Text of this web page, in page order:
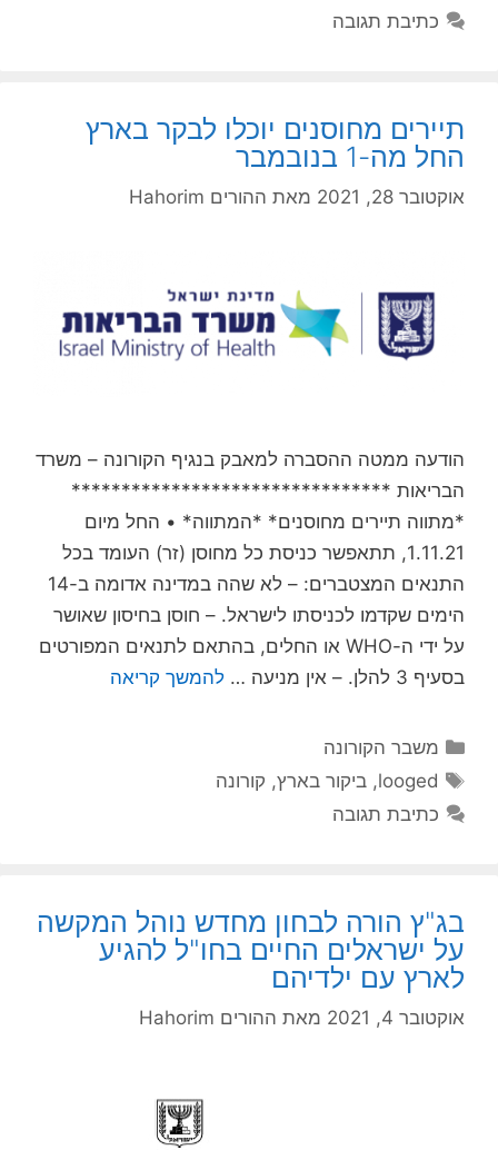
כתיבת תגובה
תיירים מחוסנים יוכלו לבקר בארץ
החל מה-1 בנובמבר
אוקטובר 28, 2021 מאת ההורים Hahorim
הודעה ממטה ההסברה למאבק בנגיף הקורונה – משרד
הבריאות ********************************
*מתווה תיירים מחוסנים* *המתווה* • החל מיום
1.11.21, תתאפשר כניסת כל מחוסן (זר) העומד בכל
התנאים המצטברים: – לא שהה במדינה אדומה ב-14
הימים שקדמו לכניסתו לישראל. – חוסן בחיסון שאושר
על ידי ה-WHO או החלים, בהתאם לתנאים המפורטים
בסעיף 3 להלן. – אין מניעה …
להמשך קריאה
קטגוריות
משבר הקורונה
תגיות
looged
,ביקור בארץ, קורונה
כתיבת תגובה
בג"ץ הורה לבחון מחדש נוהל המקשה
על ישראלים החיים בחו"ל להגיע
לארץ עם ילדיהם
אוקטובר 4, 2021 מאת ההורים Hahorim